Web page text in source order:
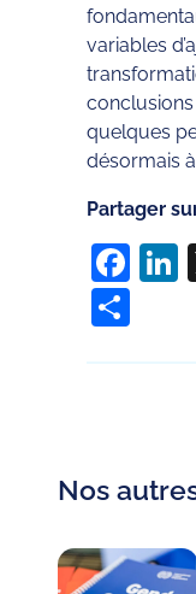
variables
quelques
désormais
Partager
Nos